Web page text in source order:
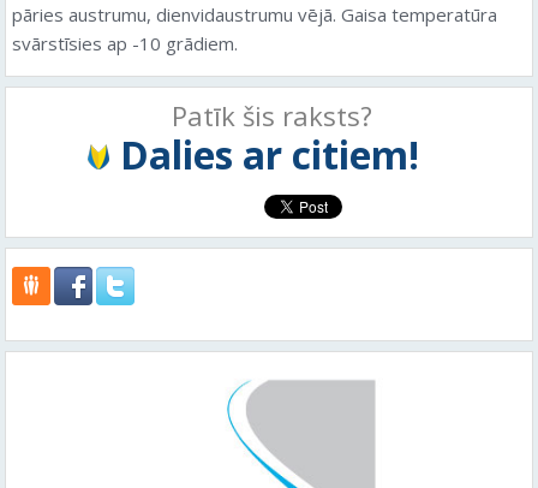
pāries austrumu, dienvidaustrumu vējā. Gaisa temperatūra
svārstīsies ap -10 grādiem.
Patīk šis raksts?
Dalies ar citiem!